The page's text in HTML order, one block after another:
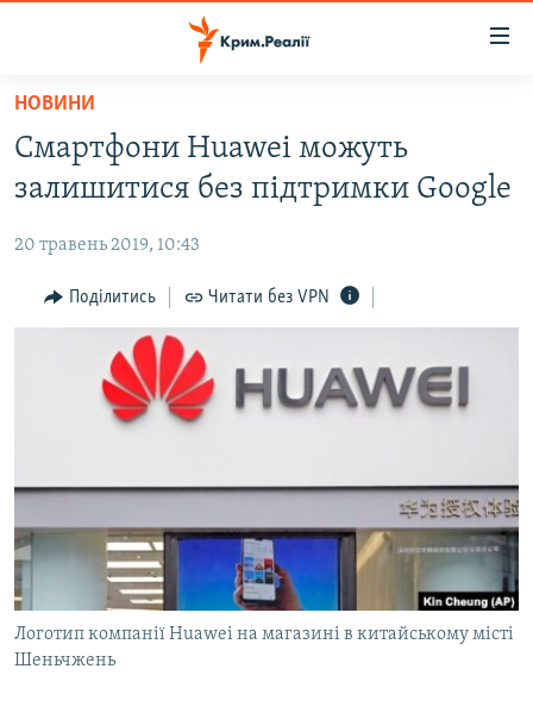
Перейти
основного
матеріалу
до
навігації
Перейти
ВОДА.КРИМ
ПОЛІТИКА
БЛОГИ
ІНТЕРВ'Ю
ВСЕ ЗА ДЕНЬ
ВІДЕОУРОКИ «ELIFBE»
СВІДЧЕННЯ ОКУПАЦІЇ
УКРАЇНСЬКА ПРОБЛЕМА КРИМУ
Русский
Qırımtatar
НОВИНИ
Смартфони Huawei можуть
залишитися без підтримки Google
20 травень 2019, 10:43
Поділитись Читати без VPN
Логотип компанії Huawei на магазині в китайському місті
Шеньчжень